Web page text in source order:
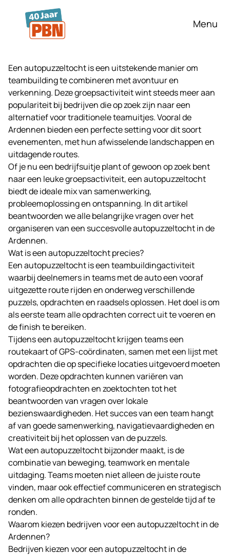
Ga naar hoofdinhoud
Menu
Een autopuzzeltocht is een uitstekende manier om
teambuilding te combineren met avontuur en
verkenning. Deze groepsactiviteit wint steeds meer aan
populariteit bij bedrijven die op zoek zijn naar een
alternatief voor traditionele teamuitjes. Vooral de
Ardennen bieden een perfecte setting voor dit soort
evenementen, met hun afwisselende landschappen en
uitdagende routes.
Of je nu een bedrijfsuitjeplant of gewoon op zoek bent
naar een leuke groepsactiviteit, een autopuzzeltocht
biedt de ideale mix van samenwerking,
probleemoplossing en ontspanning. In dit artikel
beantwoorden we alle belangrijke vragen over het
organiseren van een succesvolle autopuzzeltocht in de
Ardennen.
Wat is een autopuzzeltocht precies?
Een autopuzzeltocht is een teambuildingactiviteit
waarbij deelnemers in teams met de auto een vooraf
uitgezette route rijden en onderweg verschillende
puzzels, opdrachten en raadsels oplossen. Het doel is om
als eerste team alle opdrachten correct uit te voeren en
de finish te bereiken.
Tijdens een autopuzzeltocht krijgen teams een
routekaart of GPS-coördinaten, samen met een lijst met
opdrachten die op specifieke locaties uitgevoerd moeten
worden. Deze opdrachten kunnen variëren van
fotografieopdrachten en zoektochten tot het
beantwoorden van vragen over lokale
bezienswaardigheden. Het succes van een team hangt
af van goede samenwerking, navigatievaardigheden en
creativiteit bij het oplossen van de puzzels.
Wat een autopuzzeltocht bijzonder maakt, is de
combinatie van beweging, teamwork en mentale
uitdaging. Teams moeten niet alleen de juiste route
vinden, maar ook effectief communiceren en strategisch
denken om alle opdrachten binnen de gestelde tijd af te
ronden.
Waarom kiezen bedrijven voor een autopuzzeltocht in de
Ardennen?
Bedrijven kiezen voor een autopuzzeltocht in de